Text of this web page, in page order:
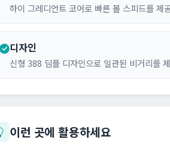
하이 그레디언트 코어로 빠른 볼 스피드를 제
디자인
신형 388 딤플 디자인으로 일관된 비거리를
이런 곳에 활용하세요